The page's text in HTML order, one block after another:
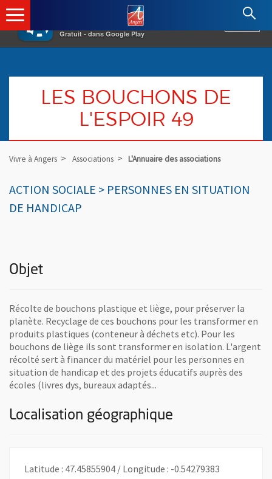
×
Gratuit - dans Google Play
Angers.fr : Retour à l'accueil
LES BOUCHONS DE
L'ESPOIR 49
Vivre à Angers Associations L'Annuaire des associations
ACTION SOCIALE > PERSONNES EN SITUATION
DE HANDICAP
Objet
Récolte de bouchons plastique et liège, pour préserver la
planète. Recyclage de ces bouchons pour les transformer en
produits plastiques (conteneur à déchets etc). Pour les
bouchons de liège ils sont transformer en isolation. L'argent
récolté sert à financer du matériel pour les personnes en
situation de handicap et des projets éducatifs auprès des
écoles (livres dys, bureaux adaptés...
Localisation géographique
Latitude : 47.45855904 / Longitude : -0.54279383